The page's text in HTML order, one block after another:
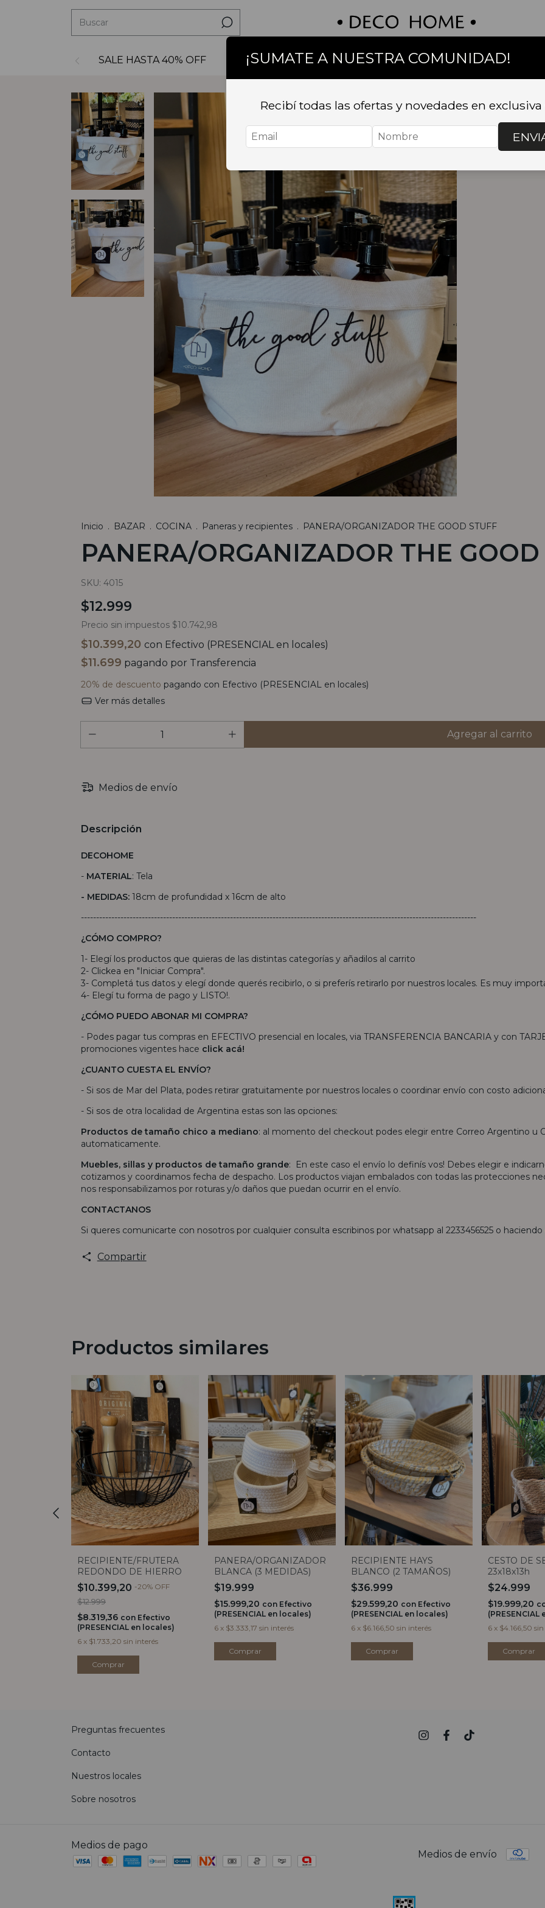
SALE HASTA 40% OFF Decoracion Textil Bazar Baño Muebles Sillas y
Inicio . BAZAR . COCINA . Paneras y recipientes . PANERA/ORGANIZADOR THE GOOD STUFF
PANERA/ORGANIZADOR THE GOOD
SKU: 4015
$12.999
Precio sin impuestos $10.742,98
$10.399,20 con Efectivo (PRESENCIAL en locales)
$11.699 pagando por Transferencia
20% de descuento pagando con Efectivo (PRESENCIAL en locales)
Ver más detalles
Medios de envío
Descripción
DECOHOME
- MATERIAL: Tela
- MEDIDAS: 18cm de profundidad x 16cm de alto
----------------------------------------------------------------------------------------------------------------------------------
¿CÓMO COMPRO?
1- Elegí los productos que quieras de las distintas categorías y añadilos al carrito
2- Clickea en "Iniciar Compra".
3- Completá tus datos y elegí donde querés recibirlo, o si preferís retirarlo por nuestros locales. Es muy
4- Elegí tu forma de pago y LISTO!.
¿CÓMO PUEDO ABONAR MI COMPRA?
- Podes pagar tus compras en EFECTIVO presencial en locales, via TRANSFERENCIA BANCARIA y con
promociones vigentes hace click acá!
¿CUANTO CUESTA EL ENVÍO?
- Si sos de Mar del Plata, podes retirar gratuitamente por nuestros locales o coordinar envío con costo
- Si sos de otra localidad de Argentina estas son las opciones:
Productos de tamaño chico a mediano: al momento del checkout podes elegir entre Correo Argentino u
automaticamente.
Muebles, sillas y productos de tamaño grande: En este caso el envío lo definís vos! Debes elegir e
cotizamos y coordinamos fecha de despacho. Los productos viajan embalados con todas las protecciones
nos responsabilizamos por roturas y/o daños que puedan ocurrir en el envío.
CONTACTANOS
Si queres comunicarte con nosotros por cualquier consulta escribinos por whatsapp al 2233456525 o haciendo
Compartir
Productos similares
RECIPIENTE/FRUTERA
REDONDO DE HIERRO
$10.399,20 -20% OFF
$12.999
$8.319,36 con Efectivo
(PRESENCIAL en locales)
6 x $1.733,20 sin interés
PANERA/ORGANIZADOR
BLANCA (3 MEDIDAS)
$19.999
$15.999,20 con Efectivo
(PRESENCIAL en locales)
6 x $3.333,17 sin interés
Comprar
RECIPIENTE HAYS
BLANCO (2 TAMAÑOS)
$36.999
$29.599,20 con Efectivo
(PRESENCIAL en locales)
6 x $6.166,50 sin interés
Comprar
CESTO DE
23x18x13h
$24.999
$19.999,20
6 x $4.166,50
Preguntas frecuentes
Contacto
Nuestros locales
Sobre nosotros
Medios de pago
Medios de envío
¡SUMATE A NUESTRA COMUNIDAD!
Recibí todas las ofertas y novedades en exclusiva